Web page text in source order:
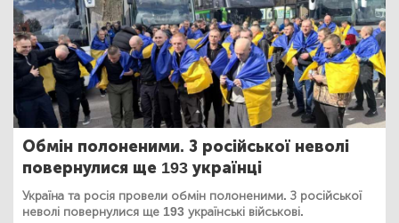
Обмін полоненими. З російської неволі
повернулися ще 193 українці
Україна та росія провели обмін полоненими. З російської
неволі повернулися ще 193 українські військові.